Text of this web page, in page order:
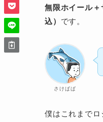
無限ホイール
込） です。
さけぱぱ
僕はこれまで